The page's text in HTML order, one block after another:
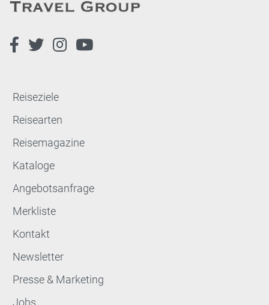
Reiseziele
Reisearten
Reisemagazine
Kataloge
Angebotsanfrage
Merkliste
Kontakt
Newsletter
Presse & Marketing
Jobs